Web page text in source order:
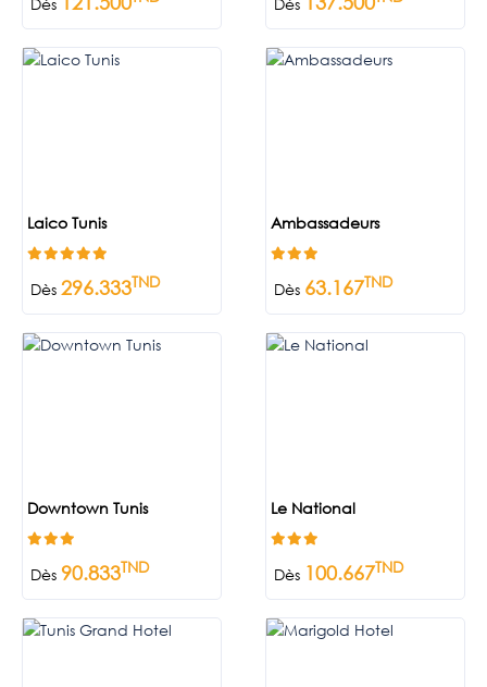
Laico Tunis
Dès296.333TND
Ambassadeurs
Dès 63.167TND
Downtown Tunis
Dès 90.833TND
Le National
Dès 100.667TND